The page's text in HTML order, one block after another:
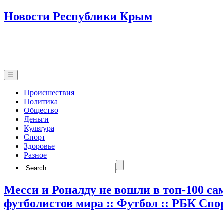
Новости Республики Крым
☰
Происшествия
Политика
Общество
Деньги
Культура
Спорт
Здоровье
Разное
Search
for:
Месси и Роналду не вошли в топ-100
футболистов мира :: Футбол :: РБК